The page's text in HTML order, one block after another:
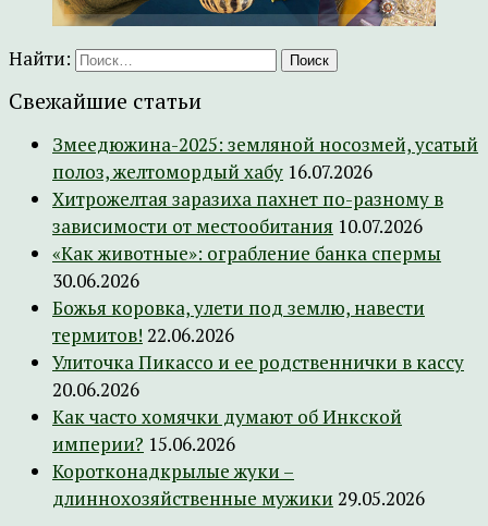
Найти:
Свежайшие статьи
Змеедюжина-2025: земляной носозмей, усатый
полоз, желтомордый хабу 16.07.2026
Хитрожелтая заразиха пахнет по-разному в
зависимости от местообитания 10.07.2026
«Как животные»: ограбление банка спермы
30.06.2026
Божья коровка, улети под землю, навести
термитов! 22.06.2026
Улиточка Пикассо и ее родственнички в кассу
20.06.2026
Как часто хомячки думают об Инкской
империи? 15.06.2026
Коротконадкрылые жуки –
длиннохозяйственные мужики 29.05.2026